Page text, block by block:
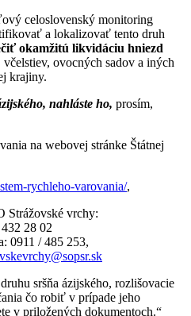
celoslovenský monitoring
a lokalizovať tento druh
okamžitú likvidáciu hniezd
ovocných sadov a iných
krajiny.
nahláste ho, prosím,
na webovej stránke Štátnej
rychleho-varovania/,
Strážovské vrchy:
28 02
0911 / 485 253,
sršňa ázijského, rozlišovacie
čo robiť v prípade jeho
v priložených dokumentoch.“